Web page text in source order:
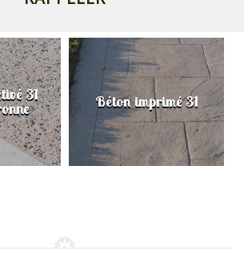
31 Béton imprimé 31